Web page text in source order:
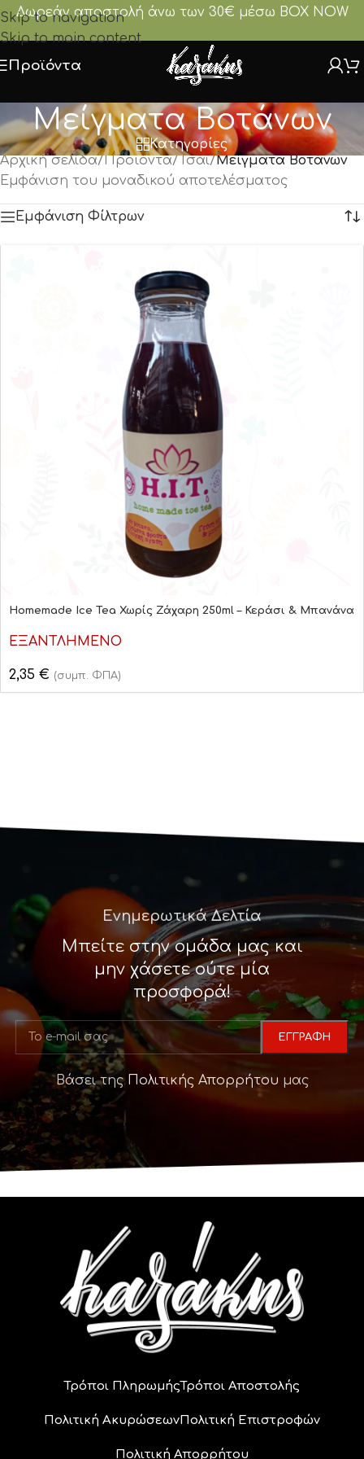
Skip to navigation
Skip to main content
Δωρεάν αποστολή άνω των 30€ μέσω BOX NOW
Προϊόντα
Μείγματα Βοτάνων
Κατηγορίες
Αρχική σελίδα/Προϊόντα/Τσάι/Μείγματα Βοτάνων
Εμφάνιση του μοναδικού αποτελέσματος
Εμφάνιση Φίλτρων
Homemade Ice Tea Χωρίς Ζάχαρη 250ml – Κεράσι & Μπανάνα
ΕΞΑΝΤΛΗΜΕΝΟ
2,35 € (συμπ. ΦΠΑ)
Ενημερωτικά Δελτία
Μπείτε στην ομάδα μας και
μην χάσετε ούτε μία
προσφορά!
Βάσει της Πολιτικής Απορρήτου μας
Τρόποι ΠληρωμήςΤρόποι Αποστολής
Πολιτική ΑκυρώσεωνΠολιτική Επιστροφών
Πολιτική Απορρήτου